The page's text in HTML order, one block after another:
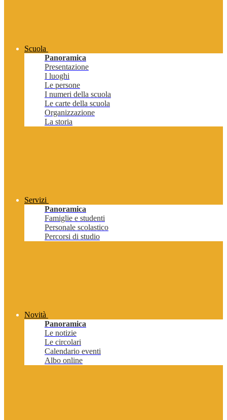
Scuola
Panoramica
Presentazione
I luoghi
Le persone
I numeri della scuola
Le carte della scuola
Organizzazione
La storia
Servizi
Panoramica
Famiglie e studenti
Personale scolastico
Percorsi di studio
Novità
Panoramica
Le notizie
Le circolari
Calendario eventi
Albo online